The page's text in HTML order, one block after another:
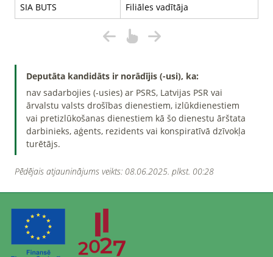
SIA BUTS
Filiāles vadītāja
Deputāta kandidāts ir norādījis (-usi), ka:
nav sadarbojies (-usies) ar PSRS, Latvijas PSR vai
ārvalstu valsts drošības dienestiem, izlūkdienestiem
vai pretizlūkošanas dienestiem kā šo dienestu ārštata
darbinieks, aģents, rezidents vai konspiratīvā dzīvokļa
turētājs.
Pēdējais atjauninājums veikts: 08.06.2025. plkst. 00:28